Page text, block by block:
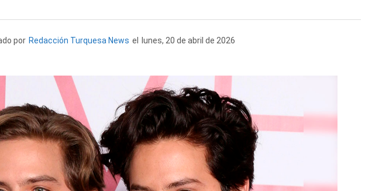
por Redacción Turquesa News el lunes, 20 de abril de 2026